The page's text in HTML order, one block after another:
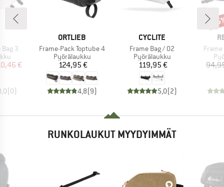
3
hinta
€
(0)
MERKKI
ORTLIEB
Tuote
Frame-Pack Toptube 4
Tuoteryhmä
Pyörälaukku
Hinta
124,95 €
4,8(9)
MERKKI
CYCLITE
Tuote
Frame Bag / 02
Tuoteryhmä
Pyörälaukku
Hinta
119,95 €
5,0(2)
Tuote
RUNKOLAUKUT MYYDYIMMÄT